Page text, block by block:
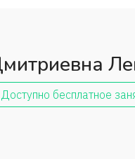
Доступно бесплатное